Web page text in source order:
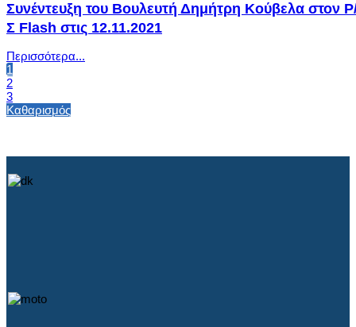
Συνέντευξη του Βουλευτή Δημήτρη Κούβελα στον
Σ Flash στις 12.11.2021
Περισσότερα...
1
2
3
Καθαρισμός